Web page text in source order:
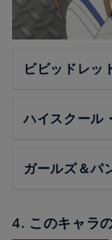
ビビッドレッ
ハイスクール
ガールズ＆パ
4. このキャラ